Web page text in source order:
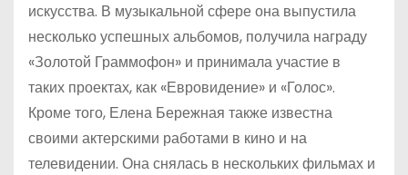
искусства. В музыкальной сфере она выпустила
несколько успешных альбомов, получила награду
«Золотой Граммофон» и принимала участие в
таких проектах, как «Евровидение» и «Голос».
Кроме того, Елена Бережная также известна
своими актерскими работами в кино и на
телевидении. Она снялась в нескольких фильмах и